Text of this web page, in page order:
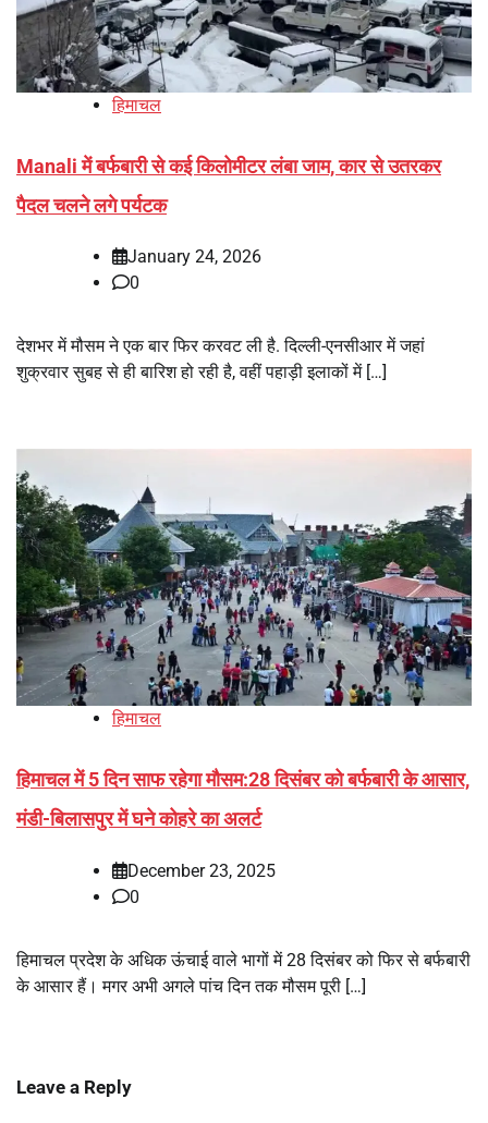
हिमाचल
Manali में बर्फबारी से कई किलोमीटर लंबा जाम, कार से उतरकर
पैदल चलने लगे पर्यटक
January 24, 2026
0
देशभर में मौसम ने एक बार फिर करवट ली है. दिल्ली-एनसीआर में जहां
शुक्रवार सुबह से ही बारिश हो रही है, वहीं पहाड़ी इलाकों में […]
हिमाचल
हिमाचल में 5 दिन साफ रहेगा मौसम:28 दिसंबर को बर्फबारी के आसार,
मंडी-बिलासपुर में घने कोहरे का अलर्ट
December 23, 2025
0
हिमाचल प्रदेश के अधिक ऊंचाई वाले भागों में 28 दिसंबर को फिर से बर्फबारी
के आसार हैं। मगर अभी अगले पांच दिन तक मौसम पूरी […]
Leave a Reply